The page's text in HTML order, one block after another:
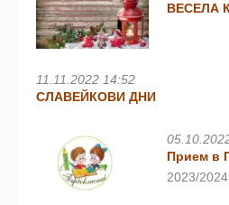
ВЕСЕЛА
11.11.2022 14:52
СЛАВЕЙКОВИ ДНИ
Прием в
2023/